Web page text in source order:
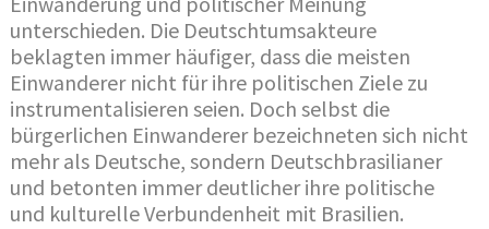
unterschieden. Die Deutschtumsakteure
beklagten immer häufiger, dass die meisten
Einwanderer nicht für ihre politischen Ziele zu
instrumentalisieren seien. Doch selbst die
bürgerlichen Einwanderer bezeichneten sich nicht
mehr als Deutsche, sondern Deutschbrasilianer
und betonten immer deutlicher ihre politische
und kulturelle Verbundenheit mit Brasilien.